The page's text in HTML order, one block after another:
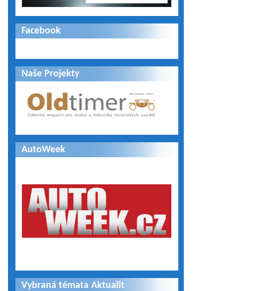
Facebook
Naše Projekty
AutoWeek
Vybraná témata Aktualit